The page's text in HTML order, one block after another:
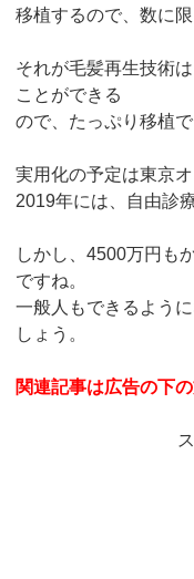
移植するので、数に
それが毛髪再生技術
ことができる
ので、たっぷり移植
実用化の予定は東京
2019年には、自由診
しかし、4500万円も
ですね。
一般人もできるよう
しょう。
関連記事は広告の下